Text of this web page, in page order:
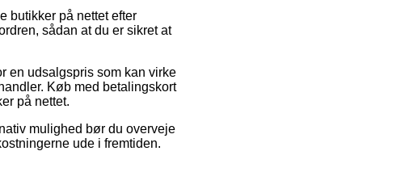
butikker på nettet efter
sådan at du er sikret at
en udsalgspris som kan virke
Køb med betalingskort
på nettet.
mulighed bør du overveje
ude i fremtiden.